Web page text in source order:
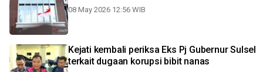
08 May 2026 12:56 WIB
Kejati kembali periksa Eks Pj Gubernur Sulsel
terkait dugaan korupsi bibit nanas